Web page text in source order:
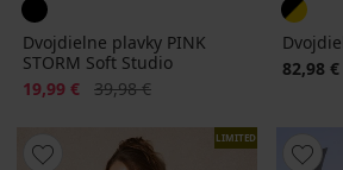
Dvojdielne plavky PINK
STORM Soft Studio
Zľava
19,99 € Pôvodná cena
39,98 €
82,98 €
LIMITED